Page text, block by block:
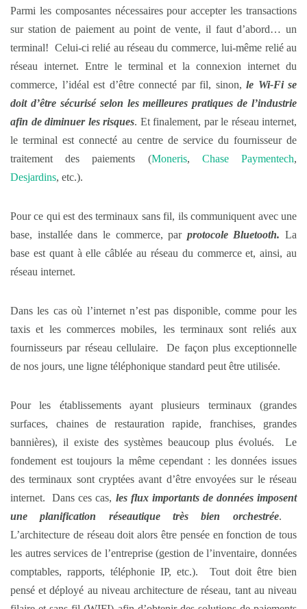
Parmi les composantes nécessaires pour accepter les transactions
sur station de paiement au point de vente, il faut d’abord… un
terminal! Celui-ci relié au réseau du commerce, lui-même relié au
réseau internet. Entre le terminal et la connexion internet du
commerce, l’idéal est d’être connecté par fil, sinon, le Wi-Fi se
doit d’être sécurisé selon les meilleures pratiques de l’industrie
afin de diminuer les risques. Et finalement, par le réseau internet,
le terminal est connecté au centre de service du fournisseur de
traitement des paiements (Moneris, Chase Paymentech,
Desjardins, etc.).
Pour ce qui est des terminaux sans fil, ils communiquent avec une
base, installée dans le commerce, par protocole Bluetooth. La
base est quant à elle câblée au réseau du commerce et, ainsi, au
réseau internet.
Dans les cas où l’internet n’est pas disponible, comme pour les
taxis et les commerces mobiles, les terminaux sont reliés aux
fournisseurs par réseau cellulaire. De façon plus exceptionnelle
de nos jours, une ligne téléphonique standard peut être utilisée.
Pour les établissements ayant plusieurs terminaux (grandes
surfaces, chaines de restauration rapide, franchises, grandes
bannières), il existe des systèmes beaucoup plus évolués. Le
fondement est toujours la même cependant : les données issues
des terminaux sont cryptées avant d’être envoyées sur le réseau
internet. Dans ces cas, les flux importants de données imposent
une planification réseautique très bien orchestrée.
L’architecture de réseau doit alors être pensée en fonction de tous
les autres services de l’entreprise (gestion de l’inventaire, données
comptables, rapports, téléphonie IP, etc.). Tout doit être bien
pensé et déployé au niveau architecture de réseau, tant au niveau